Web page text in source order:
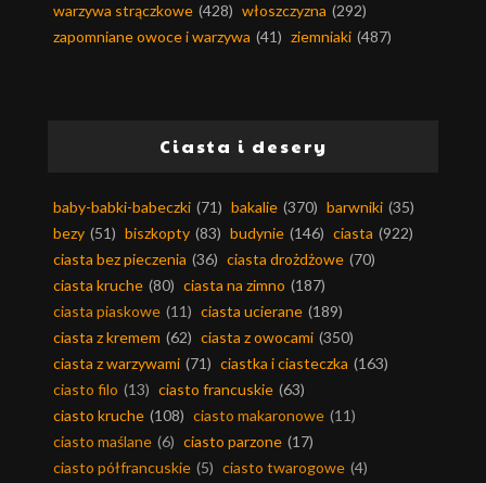
warzywa strączkowe (428) włoszczyzna (292)
zapomniane owoce i warzywa (41) ziemniaki (487)
Ciasta i desery
baby-babki-babeczki (71) bakalie (370) barwniki (35)
bezy (51) biszkopty (83) budynie (146) ciasta (922)
ciasta bez pieczenia (36) ciasta drożdżowe (70)
ciasta kruche (80) ciasta na zimno (187)
ciasta piaskowe (11) ciasta ucierane (189)
ciasta z kremem (62) ciasta z owocami (350)
ciasta z warzywami (71) ciastka i ciasteczka (163)
ciasto filo (13) ciasto francuskie (63)
ciasto kruche (108) ciasto makaronowe (11)
ciasto maślane (6) ciasto parzone (17)
ciasto półfrancuskie (5) ciasto twarogowe (4)